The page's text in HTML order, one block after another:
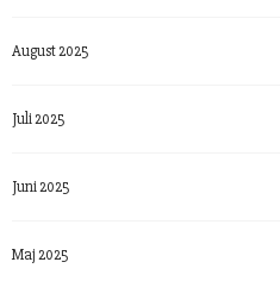
August 2025
Juli 2025
Juni 2025
Maj 2025